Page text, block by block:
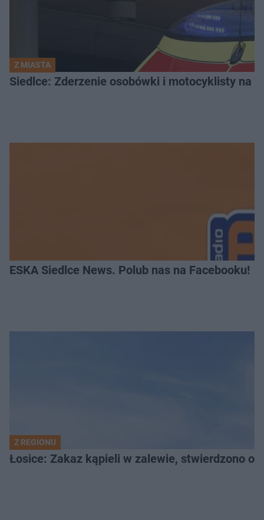
Z MIASTA
Siedlce: Zderzenie osobówki i motocyklisty na
ESKA Siedlce News. Polub nas na Facebooku!
Z REGIONU
Łosice: Zakaz kąpieli w zalewie, stwierdzono